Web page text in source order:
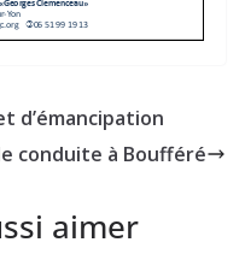
d’émancipation
conduite à Boufféré
aimer